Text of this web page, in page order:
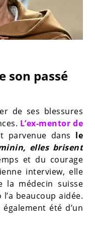
son passé
de ses blessures
L’ex-mentor de
parvenue dans le
elles brisent
et du courage
interview, elle
la médecin suisse
beaucoup aidée.
été d’un